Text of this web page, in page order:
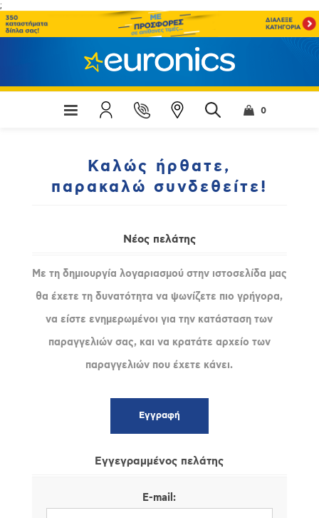
;
0
Καλώς ήρθατε,
παρακαλώ συνδεθείτε!
Νέος πελάτης
Με τη δημιουργία λογαριασμού στην ιστοσελίδα μας
θα έχετε τη δυνατότητα να ψωνίζετε πιο γρήγορα,
να είστε ενημερωμένοι για την κατάσταση των
παραγγελιών σας, και να κρατάτε αρχείο των
παραγγελιών που έχετε κάνει.
Εγγεγραμμένος πελάτης
E-mail: